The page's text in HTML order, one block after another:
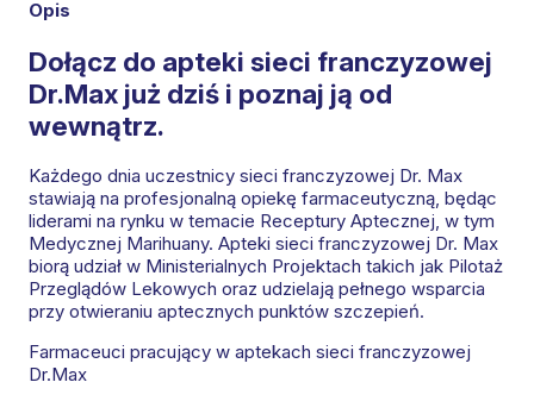
Opis
Dołącz do apteki sieci franczyzowej
Dr.Max już dziś i poznaj ją od
wewnątrz.
Każdego dnia uczestnicy sieci franczyzowej Dr. Max
stawiają na profesjonalną opiekę farmaceutyczną, będąc
liderami na rynku w temacie Receptury Aptecznej, w tym
Medycznej Marihuany. Apteki sieci franczyzowej Dr. Max
biorą udział w Ministerialnych Projektach takich jak Pilotaż
Przeglądów Lekowych oraz udzielają pełnego wsparcia
przy otwieraniu aptecznych punktów szczepień.
Farmaceuci pracujący w aptekach sieci franczyzowej
Dr.Max